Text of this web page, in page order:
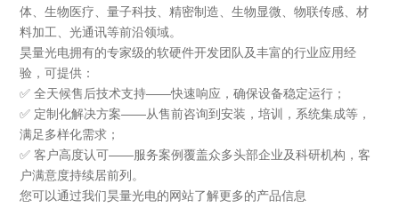
体、生物医疗、量子科技、精密制造、生物显微、物联传感、材
料加工、光通讯等前沿领域。
昊量光电拥有的专家级的软硬件开发团队及丰富的行业应用经
验，可提供：
✅ 全天候售后技术支持——快速响应，确保设备稳定运行；
✅ 定制化解决方案——从售前咨询到安装，培训，系统集成等，
满足多样化需求；
✅ 客户高度认可——服务案例覆盖众多头部企业及科研机构，客
户满意度持续居前列。
您可以通过我们昊量光电的网站了解更多的产品信息